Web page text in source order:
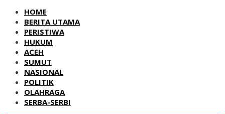
HOME
BERITA UTAMA
PERISTIWA
HUKUM
ACEH
SUMUT
NASIONAL
POLITIK
OLAHRAGA
SERBA-SERBI